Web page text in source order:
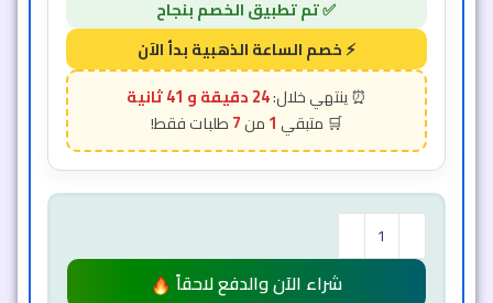
24 دقيقة و 39 ثانية
1
7
شراء الآن والدفع لاحقاً